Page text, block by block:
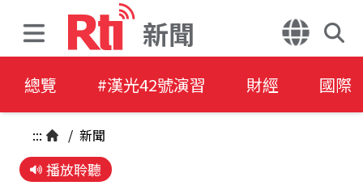
新聞
總覽 #漢光42號演習 財經 國際
::: / 新聞
播放聆聽